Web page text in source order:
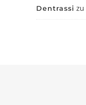
Dentrassi zu